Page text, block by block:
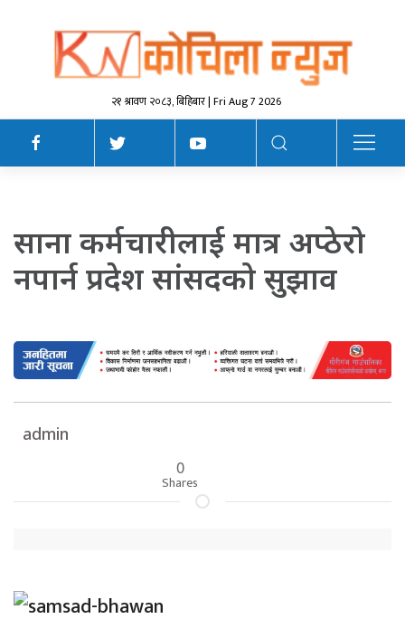
२१ श्रावण २०८३, बिहिबार | Fri Aug 7 2026
साना कर्मचारीलाई मात्र अप्ठेरो
नपार्न प्रदेश सांसदको सुझाव
admin
0
Shares